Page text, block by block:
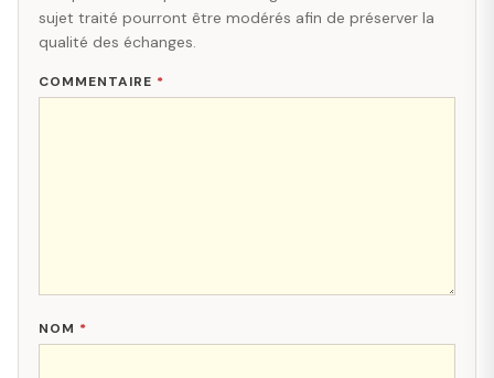
sujet traité pourront être modérés afin de préserver la
qualité des échanges.
COMMENTAIRE *
NOM *